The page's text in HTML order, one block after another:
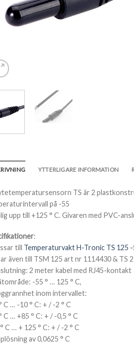
YTTERLIGARE INFORMATION
TS är 2
på -55
upp till +125 ° C. Givaren med PVC-
:
till Temperaturvakt H-Tronic TS 125
även till TSM 125 art nr 1114430 & TS
2 meter kabel med RJ45-kontakt
-55 ° … 125 ° C,
inom intervallet:
C … -10 ° C: + / -2 ° C
C … +85 ° C: + / -0,5 ° C
C … + 125 ° C: + / -2 ° C
av 0,0625 ° C